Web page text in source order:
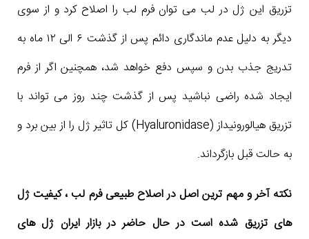
تزریق این ژل در لب می توان فرم لب را اصلاح کرد و از سوی
دیگر به دلیل عدم ماندگاری دائم پس از گذشت ۶ الی ۱۲ ماه به
تدریج جذب بدن و سپس دفع خواهد شد، همچنین اگر از فرم
ایجاد شده راضی نباشید پس از گذشت چند روز می تواند با
تزریق هیالورونیداز (Hyaluronidase) کل تاثیر ژل را از بین برد و
به حالت قبل بازگرداند.
نکته آخر و مهم ترین اصل در اصلاح طبیعی فرم لب ، کیفیت ژل
های تزریق شده است در حال حاضر در بازار ایران ژل های